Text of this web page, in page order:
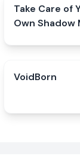
Take Care of
Own Shadow
VoidBorn